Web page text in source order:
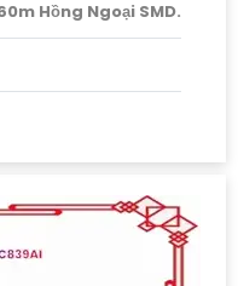
Hồng Ngoại SMD.